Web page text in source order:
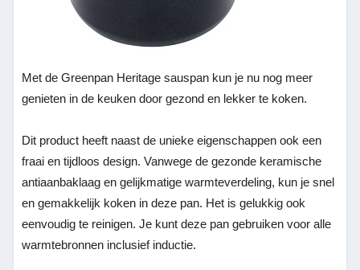
Met de Greenpan Heritage sauspan kun je nu nog meer
genieten in de keuken door gezond en lekker te koken.
Dit product heeft naast de unieke eigenschappen ook een
fraai en tijdloos design. Vanwege de gezonde keramische
antiaanbaklaag en gelijkmatige warmteverdeling, kun je snel
en gemakkelijk koken in deze pan. Het is gelukkig ook
eenvoudig te reinigen. Je kunt deze pan gebruiken voor alle
warmtebronnen inclusief inductie.